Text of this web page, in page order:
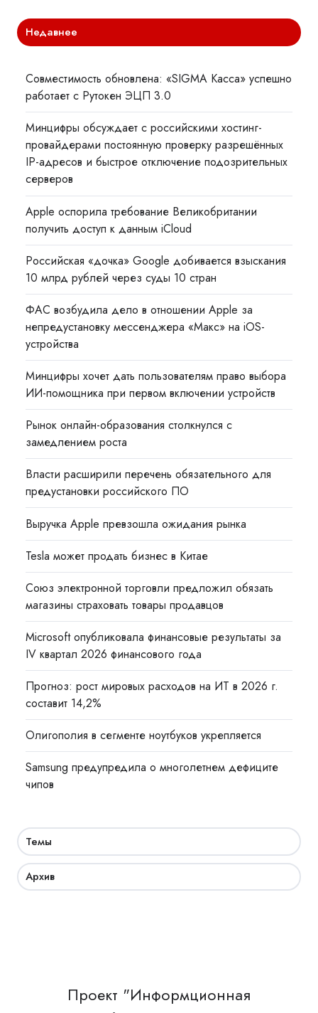
Недавнее
Совместимость обновлена: «SIGMA Касса» успешно
работает с Рутокен ЭЦП 3.0
Минцифры обсуждает с российскими хостинг-
провайдерами постоянную проверку разрешённых
IP-адресов и быстрое отключение подозрительных
серверов
Apple оспорила требование Великобритании
получить доступ к данным iCloud
Российская «дочка» Google добивается взыскания
10 млрд рублей через суды 10 стран
ФАС возбудила дело в отношении Apple за
непредустановку мессенджера «Макс» на iOS-
устройства
Минцифры хочет дать пользователям право выбора
ИИ-помощника при первом включении устройств
Рынок онлайн-образования столкнулся с
замедлением роста
Власти расширили перечень обязательного для
предустановки российского ПО
Выручка Apple превзошла ожидания рынка
Tesla может продать бизнес в Китае
Союз электронной торговли предложил обязать
магазины страховать товары продавцов
Microsoft опубликовала финансовые результаты за
IV квартал 2026 финансового года
Прогноз: рост мировых расходов на ИТ в 2026 г.
составит 14,2%
Олигополия в сегменте ноутбуков укрепляется
Samsung предупредила о многолетнем дефиците
чипов
Темы
Архив
Проект "Информционная